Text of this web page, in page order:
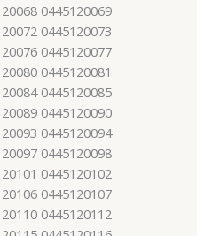
0445120069
0445120073
0445120077
0445120081
0445120085
0445120090
0445120094
0445120098
0445120102
0445120107
0445120112